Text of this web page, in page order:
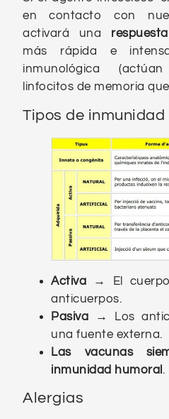
en contacto con
activará una
más rápida e
inmunológica
linfocitos de memoria
Tipos de inmunidad
Activa → El
anticuerpos.
Pasiva → Los
una fuente externa.
Las vacunas
inmunidad humoral .
Alergias